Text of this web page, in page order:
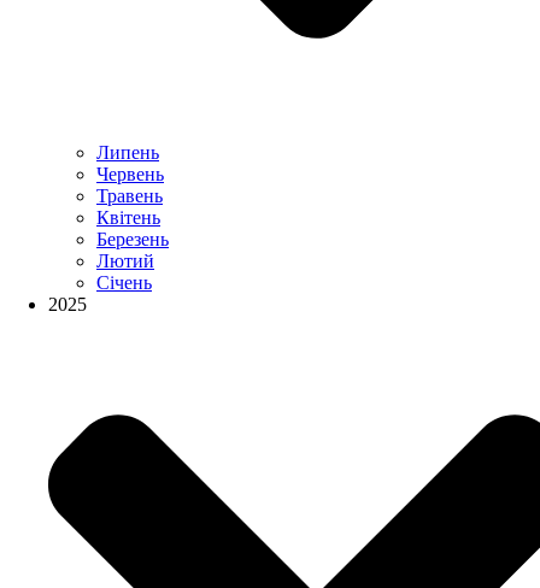
Липень
Червень
Травень
Квітень
Березень
Лютий
Січень
2025